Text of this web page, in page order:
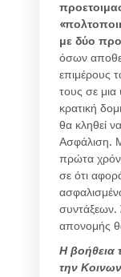
με δύο
όσων
επιμέρους
τους σε
κρατική
θα κληθεί
Ασφάλιση.
πρώτα
σε ότι
συντάξεων.
απονομής
Η βοήθεια
την